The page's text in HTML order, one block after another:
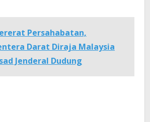
Persahabatan,
Darat Diraja Malaysia
Jenderal Dudung